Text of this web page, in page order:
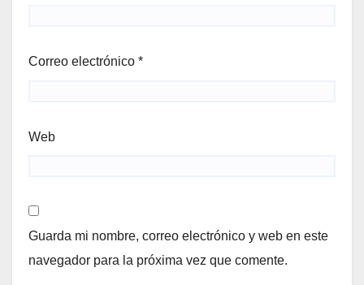
Correo electrónico *
Web
Guarda mi nombre, correo electrónico y web en este
navegador para la próxima vez que comente.